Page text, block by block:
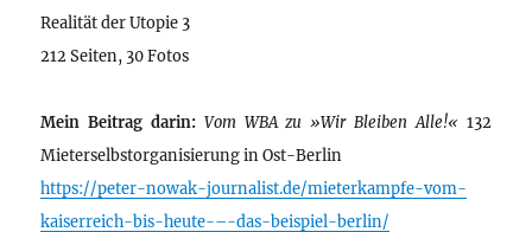
Realität der Utopie 3
212 Seiten, 30 Fotos
Mein Beitrag darin: Vom WBA zu »Wir Bleiben Alle!« 132
Mieterselbstorganisierung in Ost-Berlin
https://peter-nowak-journalist.de/mieterkampfe-vom-
kaiserreich-bis-heute-–-das-beispiel-berlin/